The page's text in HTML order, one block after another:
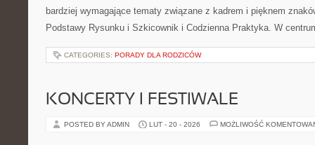
bardziej wymagające tematy związane z kadrem i pięknem
Podstawy Rysunku i Szkicownik i Codzienna Praktyka. W
CATEGORIES: PORADY DLA RODZICÓW
KONCERTY I FESTIWALE
POSTED BY ADMIN LUT - 20 - 2026 MOŻLIWOŚĆ